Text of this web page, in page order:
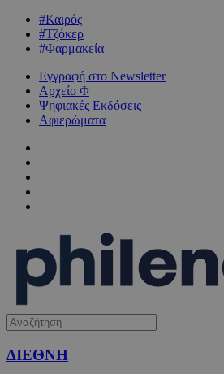
#Καιρός
#Τζόκερ
#Φαρμακεία
Εγγραφή στο Newsletter
Αρχείο Φ
Ψηφιακές Εκδόσεις
Αφιερώματα
ΔΙΕΘΝΗ